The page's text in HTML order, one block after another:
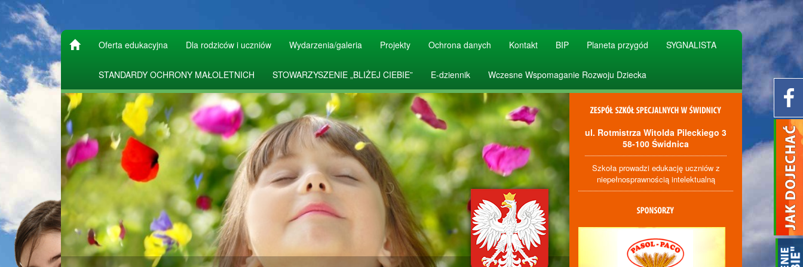
Oferta edukacyjna Dla rodziców i uczniów Wydarzenia/galeria Projekty Ochrona danych Kontakt BIP Planeta przygód SYGNALISTA
STANDARDY OCHRONY MAŁOLETNICH STOWARZYSZENIE „BLIŻEJ CIEBIE” E-dziennik Wczesne Wspomaganie Rozwoju Dziecka
ul. Rotmistrza Witolda Pileckiego 3
58-100 Świdnica
Szkoła prowadzi edukację uczniów z
niepełnosprawnością intelektualną